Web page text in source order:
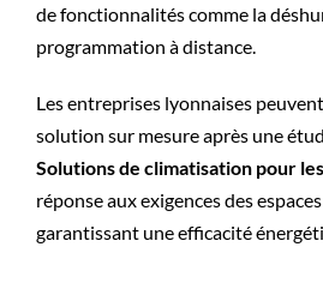
de fonctionnalités comme la
programmation à distance.
Les entreprises lyonnaises
solution sur mesure après une
Solutions de climatisation pour
réponse aux exigences des
garantissant une efficacité